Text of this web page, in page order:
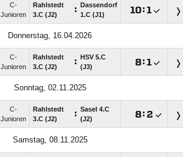
C-
Junioren
Rahlstedt
3.C (J2)
:
Dassendorf
1.C (J1)
:
Donnerstag, 16.04.2026
C-
Junioren
Rahlstedt
3.C (J2)
:
HSV 5.C
(J3)
:
Sonntag, 02.11.2025
C-
Junioren
Rahlstedt
3.C (J2)
: Sasel 4.C
(J2)
: 
Samstag, 08.11.2025